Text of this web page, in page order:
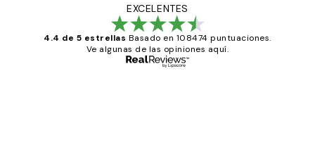
EXCELENTES
4.4 de 5 estrellas Basado en 108474 puntuaciones.
Ve algunas de las opiniones aquí.